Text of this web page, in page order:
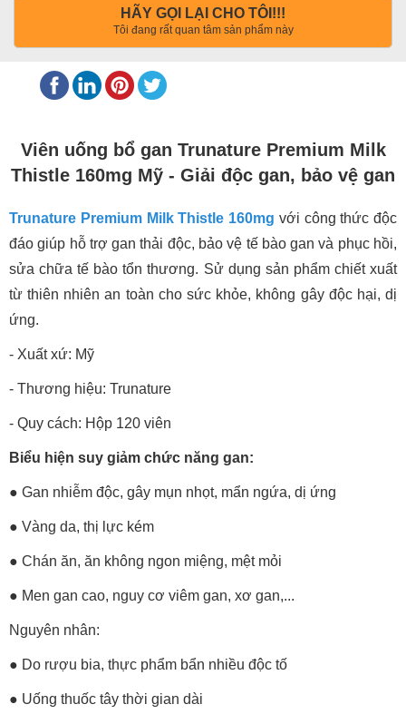
HÃY GỌI LẠI CHO TÔI!!!
Tôi đang rất quan tâm sản phẩm này
Viên uống bổ gan Trunature Premium Milk
Thistle 160mg Mỹ - Giải độc gan, bảo vệ gan
Trunature Premium Milk Thistle 160mg với công thức độc
đáo giúp hỗ trợ gan thải độc, bảo vệ tế bào gan và phục hồi,
sửa chữa tế bào tổn thương. Sử dụng sản phẩm chiết xuất
từ thiên nhiên an toàn cho sức khỏe, không gây độc hại, dị
ứng.
- Xuất xứ: Mỹ
- Thương hiệu: Trunature
- Quy cách: Hộp 120 viên
Biểu hiện suy giảm chức năng gan:
● Gan nhiễm độc, gây mụn nhọt, mẩn ngứa, dị ứng
● Vàng da, thị lực kém
● Chán ăn, ăn không ngon miệng, mệt mỏi
● Men gan cao, nguy cơ viêm gan, xơ gan,...
Nguyên nhân:
● Do rượu bia, thực phẩm bẩn nhiều độc tố
● Uống thuốc tây thời gian dài